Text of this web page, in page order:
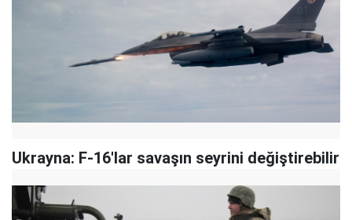
Ukrayna: F-16'lar savaşın seyrini değiştirebilir